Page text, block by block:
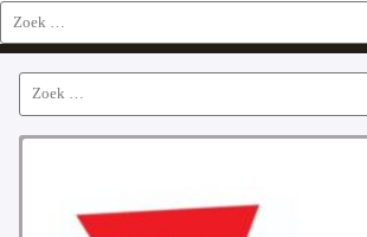
WORD LID
CONTRIBUTIE
CONTACT
Search
for:
Search
for: